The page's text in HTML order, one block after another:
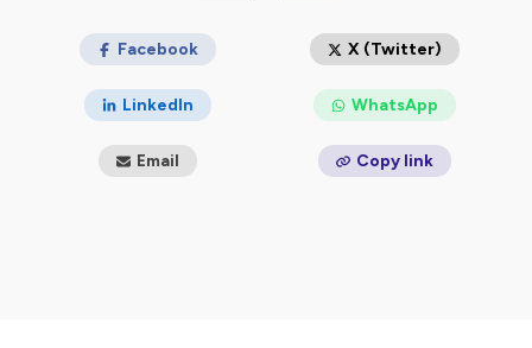
Facebook X (Twitter)
LinkedIn WhatsApp
Email Copy link